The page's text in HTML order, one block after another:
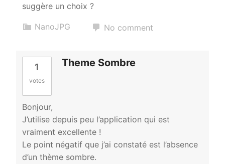
suggère un choix ?
NanoJPG No comment
1
votes
Theme Sombre
Bonjour,
J’utilise depuis peu l’application qui est
vraiment excellente !
Le point négatif que j’ai constaté est l’absence
d’un thème sombre.